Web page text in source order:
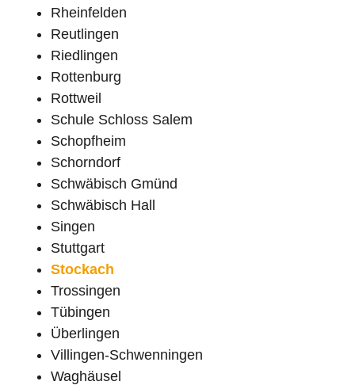
Rheinfelden
Reutlingen
Riedlingen
Rottenburg
Rottweil
Schule Schloss Salem
Schopfheim
Schorndorf
Schwäbisch Gmünd
Schwäbisch Hall
Singen
Stuttgart
Stockach
Trossingen
Tübingen
Überlingen
Villingen-Schwenningen
Waghäusel